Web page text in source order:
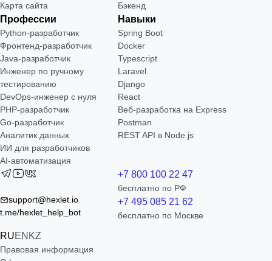
Карта сайта
Бэкенд
Профессии
Python-разработчик
Фронтенд-разработчик
Java-разработчик
Инженер по ручному
тестированию
DevOps-инженер с нуля
РНР-разработчик
Go-разработчик
Аналитик данных
ИИ для разработчиков
AI-автоматизация
Навыки
Spring Boot
Docker
Typescript
Laravel
Django
React
Веб-разработка на Express
Postman
REST API в Node.js
support@hexlet.io
t.me/hexlet_help_bot
RUEN KZ
+7 800 100 22 47
бесплатно по РФ
+7 495 085 21 62
бесплатно по Москве
Правовая информация